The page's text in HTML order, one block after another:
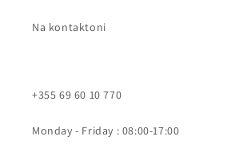
Na kontaktoni
+355 69 60 10 770
Monday - Friday : 08:00-17:00